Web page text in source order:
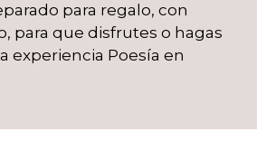
para regalo, con
para que disfrutes o hagas
experiencia Poesía en